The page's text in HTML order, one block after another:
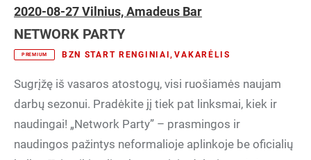
2020-08-27 Vilnius, Amadeus Bar
NETWORK PARTY
PREMIUM BZN START RENGINIAI ,VAKARĖLIS
Sugrįžę iš vasaros atostogų, visi ruošiamės naujam
darbų sezonui. Pradėkite jį tiek pat linksmai, kiek ir
naudingai! „Network Party” – prasmingos ir
naudingos pažintys neformalioje aplinkoje be oficialių